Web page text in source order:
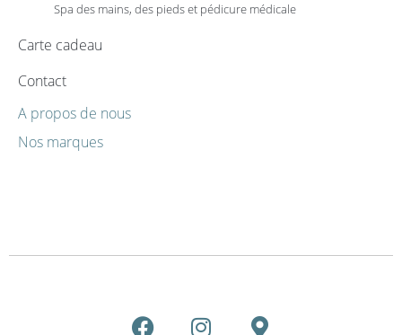
Spa des mains, des pieds et pédicure médicale
Carte cadeau
Contact
A propos de nous
Nos marques